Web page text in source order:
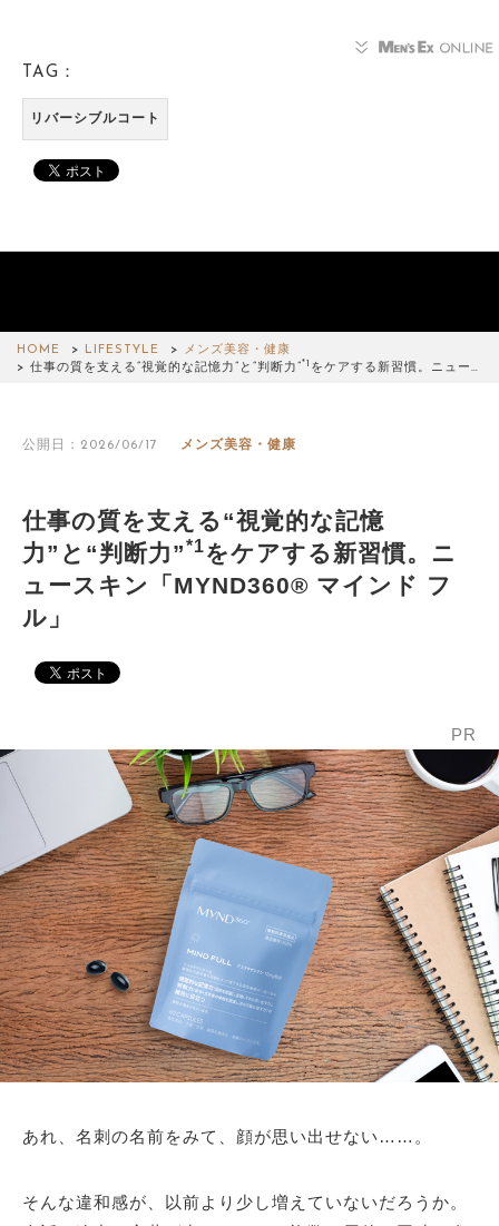
TAG：
リバーシブルコート
HOME LIFESTYLE
メンズ美容・健康
仕事の質を支える“視覚的な記憶力”と“判断力”*1 をケアする新習慣。ニュー…
公開日：2026/06/17 メンズ美容・健康
仕事の質を支える“視覚的な記憶
力”と“判断力”*1をケアする新習慣。ニ
ュースキン「MYND360® マインド フ
ル」
PR
あれ、名刺の名前をみて、顔が思い出せない……。
そんな違和感が、以前より少し増えていないだろうか。